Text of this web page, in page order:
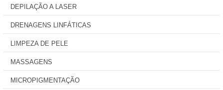
DEPILAÇÃO A LASER
DRENAGENS LINFÁTICAS
LIMPEZA DE PELE
MASSAGENS
MICROPIGMENTAÇÃO